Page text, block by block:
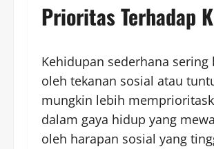
Prioritas Terhadap
Kehidupan sederhana
oleh tekanan sosial atau
mungkin lebih
dalam gaya hidup yang
oleh harapan sosial yang